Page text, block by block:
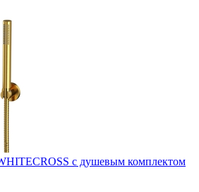
с душевым комплектом